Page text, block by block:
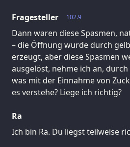
102.9
Fragesteller
Dann waren diese Spasmen,
– die Öffnung wurde durch
erzeugt, aber diese Spasmen
ausgelöst, nehme ich an,
was mit der Einnahme von
es verstehe? Liege ich richtig?
Ra
Ich bin Ra. Du liegst teilweise